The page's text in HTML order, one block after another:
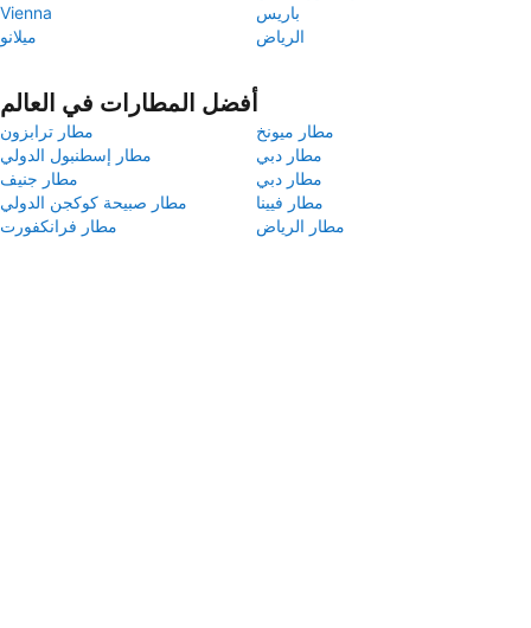
Vienna
باريس
ميلانو
الرياض
أفضل المطارات في العالم
مطار ترابزون
مطار ميونخ
مطار إسطنبول الدولي
مطار دبي
مطار جنيف
مطار دبي
مطار صبيحة كوكجن الدولي
مطار فيينا
مطار فرانكفورت
مطار الرياض